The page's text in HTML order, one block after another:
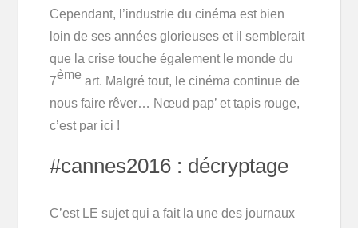
Cependant, l’industrie du cinéma est bien
loin de ses années glorieuses et il semblerait
que la crise touche également le monde du
7ème art. Malgré tout, le cinéma continue de
nous faire rêver… Nœud pap’ et tapis rouge,
c’est par ici !
#cannes2016 : décryptage
C’est LE sujet qui a fait la une des journaux